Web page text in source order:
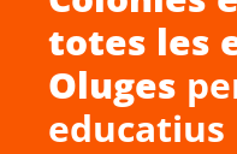
totes les
Oluges
educatius